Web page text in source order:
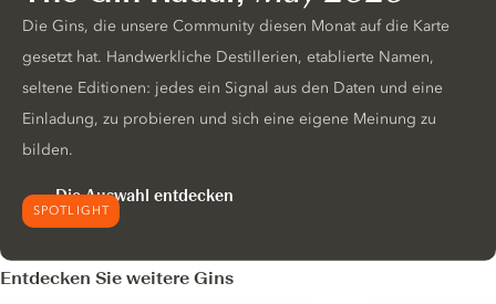
SPOTLIGHT
Die Gins, die unsere Community diesen Monat auf die Karte
gesetzt hat. Handwerkliche Destillerien, etablierte Namen,
seltene Editionen: jedes ein Signal aus den Daten und eine
Einladung, zu probieren und sich eine eigene Meinung zu
bilden.
Die Auswahl entdecken
Entdecken Sie weitere Gins